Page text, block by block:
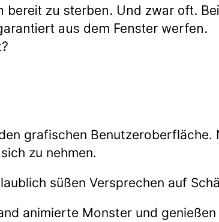
zu sterben. Und zwar oft.
aus dem Fenster werfen.
grafischen Benutzeroberfläche.
zu nehmen.
süßen Versprechen auf
animierte Monster und